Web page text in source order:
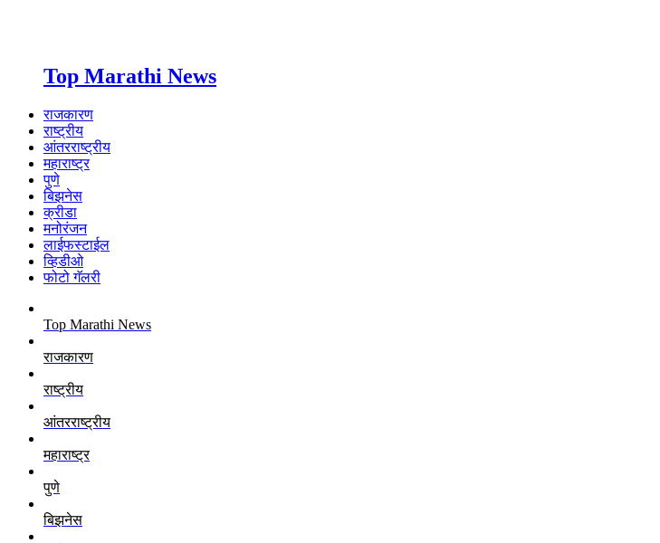
Top Marathi News
राजकारण
राष्ट्रीय
आंतरराष्ट्रीय
महाराष्ट्र
पुणे
बिझनेस
क्रीडा
मनोरंजन
लाईफस्टाईल
व्हिडीओ
फोटो गॅलरी
Top Marathi News
राजकारण
राष्ट्रीय
आंतरराष्ट्रीय
महाराष्ट्र
पुणे
बिझनेस